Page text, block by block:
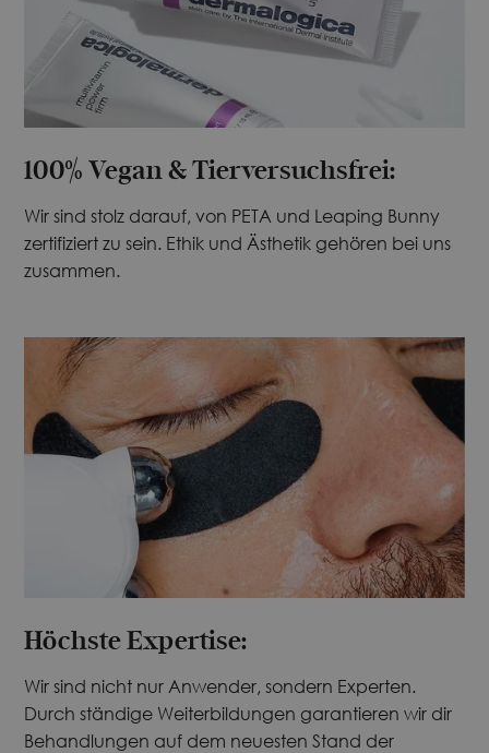
100% Vegan & Tierversuchsfrei:
Wir sind stolz darauf, von PETA und Leaping Bunny
zertifiziert zu sein. Ethik und Ästhetik gehören bei uns
zusammen.
Höchste Expertise:
Wir sind nicht nur Anwender, sondern Experten.
Durch ständige Weiterbildungen garantieren wir dir
Behandlungen auf dem neuesten Stand der